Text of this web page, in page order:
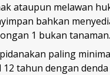
ataupun melawan
bahkan
1 bukan tanaman.
paling
12 tahun dengan